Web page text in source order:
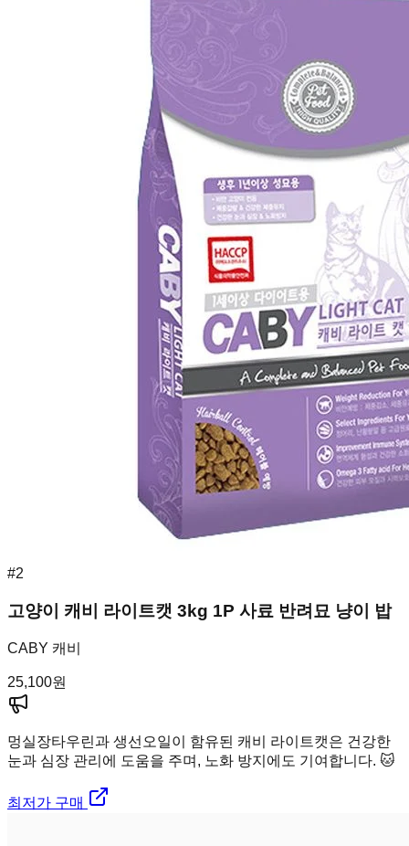
#2
고양이 캐비 라이트캣 3kg 1P 사료 반려묘 냥이 밥
CABY 캐비
25,100원
멍실장타우린과 생선오일이 함유된 캐비 라이트캣은 건강한
눈과 심장 관리에 도움을 주며, 노화 방지에도 기여합니다. 🐱
최저가 구매